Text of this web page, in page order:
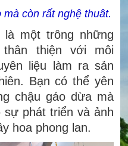
còn rất nghệ thuât.
một trông những
thiện với môi
liệu làm ra sản
Bạn có thể yên
chậu gáo dừa mà
sự phát triển và ảnh
hoa phong lan.